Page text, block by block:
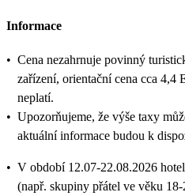
Informace
• Cena nezahrnuje povinný
zařízení, orientační cena cca
neplatí.
• Upozorňujeme, že výše taxy
aktuální informace budou k
• V období 12.07-22.08.2026
(např. skupiny přátel ve věku